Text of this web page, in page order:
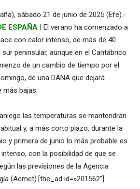
sábado 21 de junio de 2025 (Efe).-
ESPAÑA | El verano ha comenzado a
con calor intenso, de más de 40
peninsular, aunque en el Cantábrico
de un cambio de tiempo por el
de una DANA que dejará
más bajas.
las temperaturas se mantendrán
y, a más corto plazo, durante la
y primera de junio lo más probable es
con la posibilidad de que se
las previsiones de la Agencia
(Aemet).[the_ad id=»201562″]